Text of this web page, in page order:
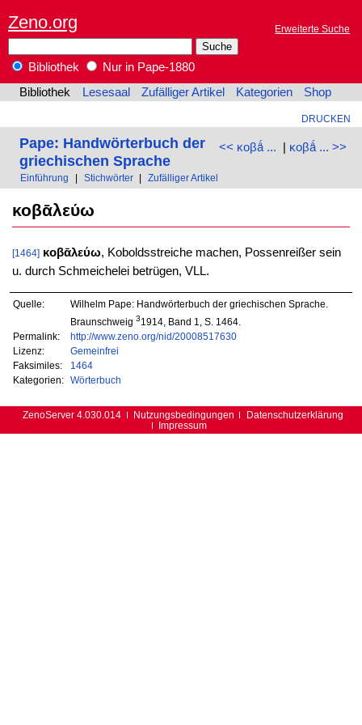
Zeno.org Erweiterte Suche
Bibliothek
Nur in Pape-1880
Bibliothek
Lesesaal Zufälliger Artikel Kategorien Shop
DRUCKEN
<< κοβǻ ... | κοβǻ ... >>
Pape: Handwörterbuch der
griechischen Sprache
Einführung Stichwörter Zufälliger Artikel
κοβᾱλεύω
[1464] κοβᾱλεύω, Koboldsstreiche machen, Possenreißer sein
u. durch Schmeichelei betrügen, VLL.
Quelle:
Wilhelm Pape: Handwörterbuch der griechischen Sprache.
Braunschweig 31914, Band 1, S. 1464.
Permalink:
http://www.zeno.org/nid/20008517630
Lizenz:
Gemeinfrei
Faksimiles:
1464
Kategorien:
Wörterbuch
ZenoServer 4.030.014 Nutzungsbedingungen
Datenschutzerklärung
Impressum